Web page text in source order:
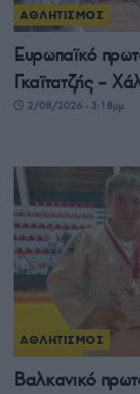
ΑΘΛΗΤΙΣΜΟΣ
Ευρωπαϊκό
Γκαϊτατζής –
2/08/2026 - 3:18μμ
ΑΘΛΗΤΙΣΜΟΣ
Βαλκανικό